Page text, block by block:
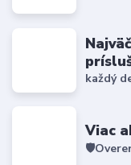
každý
Viac